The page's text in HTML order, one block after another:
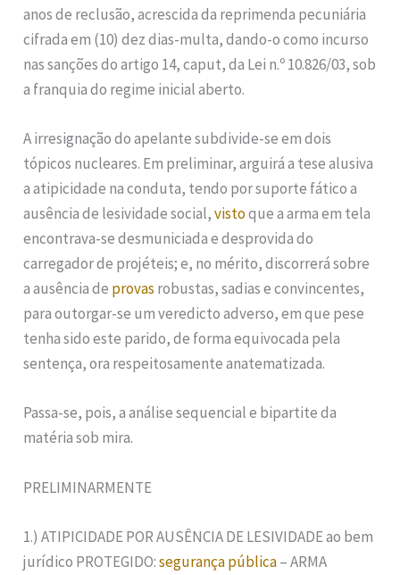
anos de reclusão, acrescida da reprimenda pecuniária
cifrada em (10) dez dias-multa, dando-o como incurso
nas sanções do artigo 14, caput, da Lei n.º 10.826/03, sob
a franquia do regime inicial aberto.
A irresignação do apelante subdivide-se em dois
tópicos nucleares. Em preliminar, arguirá a tese alusiva
a atipicidade na conduta, tendo por suporte fático a
ausência de lesividade social,vistoque a arma em tela
encontrava-se desmuniciada e desprovida do
carregador de projéteis; e, no mérito, discorrerá sobre
a ausência de provas robustas, sadias e convincentes,
para outorgar-se um veredicto adverso, em que pese
tenha sido este parido, de forma equivocada pela
sentença, ora respeitosamente anatematizada.
Passa-se, pois, a análise sequencial e bipartite da
matéria sob mira.
PRELIMINARMENTE
1.) ATIPICIDADE POR AUSÊNCIA DE LESIVIDADE ao bem
jurídico PROTEGIDO:segurança pública– ARMA